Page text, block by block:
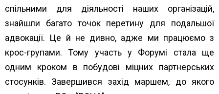
спільними для діяльності наших організацій,
знайшли багато точок перетину для подальшої
адвокації. Це й не дивно, адже ми працюємо з
крос-групами. Тому участь у Форумі стала ще
одним кроком в побудові міцних партнерських
стосунків. Завершився захід маршем, до якого